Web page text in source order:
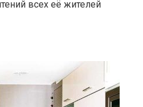
всех её жителей